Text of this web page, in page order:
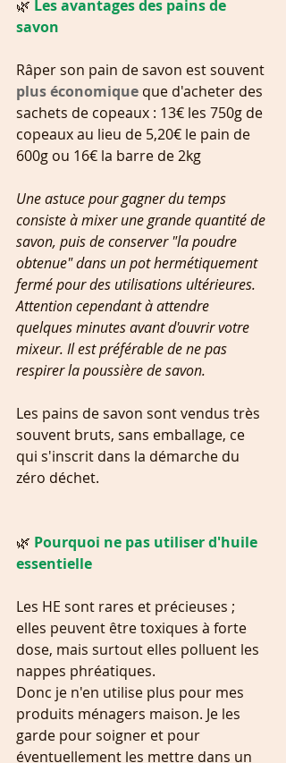
🌿 Les avantages des pains de
savon
Râper son pain de savon est souvent
plus économique que d'acheter des
sachets de copeaux : 13€ les 750g de
copeaux au lieu de 5,20€ le pain de
600g ou 16€ la barre de 2kg
Une astuce pour gagner du temps
consiste à mixer une grande quantité de
savon, puis de conserver "la poudre
obtenue" dans un pot hermétiquement
fermé pour des utilisations ultérieures.
Attention cependant à attendre
quelques minutes avant d'ouvrir votre
mixeur. Il est préférable de ne pas
respirer la poussière de savon.
Les pains de savon sont vendus très
souvent bruts, sans emballage, ce
qui s'inscrit dans la démarche du
zéro déchet.
🌿 Pourquoi ne pas utiliser d'huile
essentielle
Les HE sont rares et précieuses ;
elles peuvent être toxiques à forte
dose, mais surtout elles polluent les
nappes phréatiques.
Donc je n'en utilise plus pour mes
produits ménagers maison. Je les
garde pour soigner et pour
éventuellement les mettre dans un